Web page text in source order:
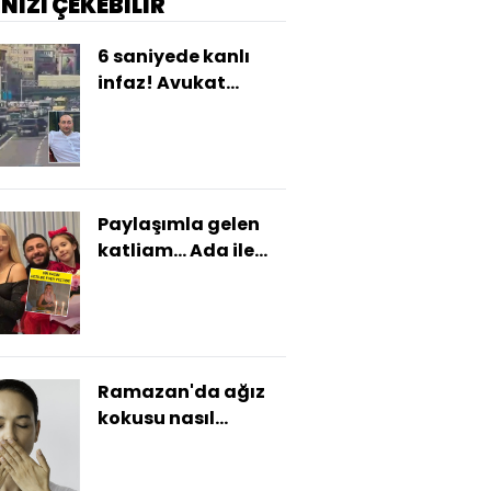
6 saniyede kanlı
infaz! Avukat
Paylaşımla gelen
katliam... Ada ile
Ramazan'da ağız
kokusu nasıl